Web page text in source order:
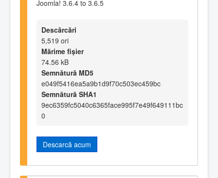
Joomla! 3.6.4 to 3.6.5
Descărcări
5,519 ori
Mărime fișier
74.56 kB
Semnătură MD5
e049f5416ea5a9b1d9f70c503ec459bc
Semnătură SHA1
9ec6359fc5040c6365face995f7e49f649111bc
0
Descarcă acum